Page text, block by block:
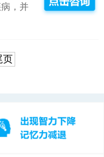
，并
页